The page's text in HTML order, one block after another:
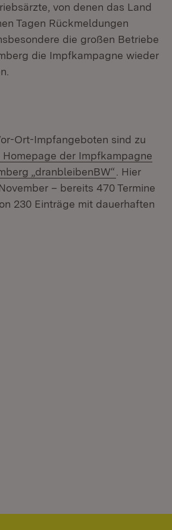
von denen das Land
Tagen Rückmeldungen
die großen Betriebe
die Impfkampagne wieder
Ort-Impfangeboten sind zu
Extern:
Homepage der Impfkampagne
„dranbleibenBW“ (Öffnet in
. Hier
– bereits 470 Termine
230 Einträge mit dauerhaften